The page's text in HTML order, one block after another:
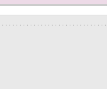
. . . . . . . . . . . . . . . . . . . . . . . . . . . . . .